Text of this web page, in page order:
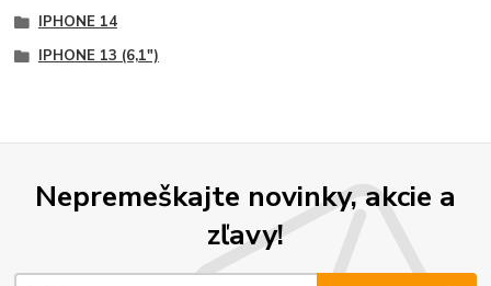
IPHONE 14
IPHONE 13 (6,1")
Nepremeškajte novinky, akcie a
zľavy!